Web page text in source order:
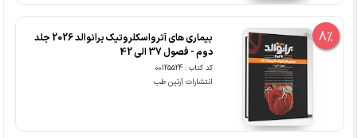
8%
بیماری های آترواسکلروتیک برانوالد 2026 جلد
دوم - فصول 37 الی 42
کد کتاب : 00125524
انتشارات آرتین طب